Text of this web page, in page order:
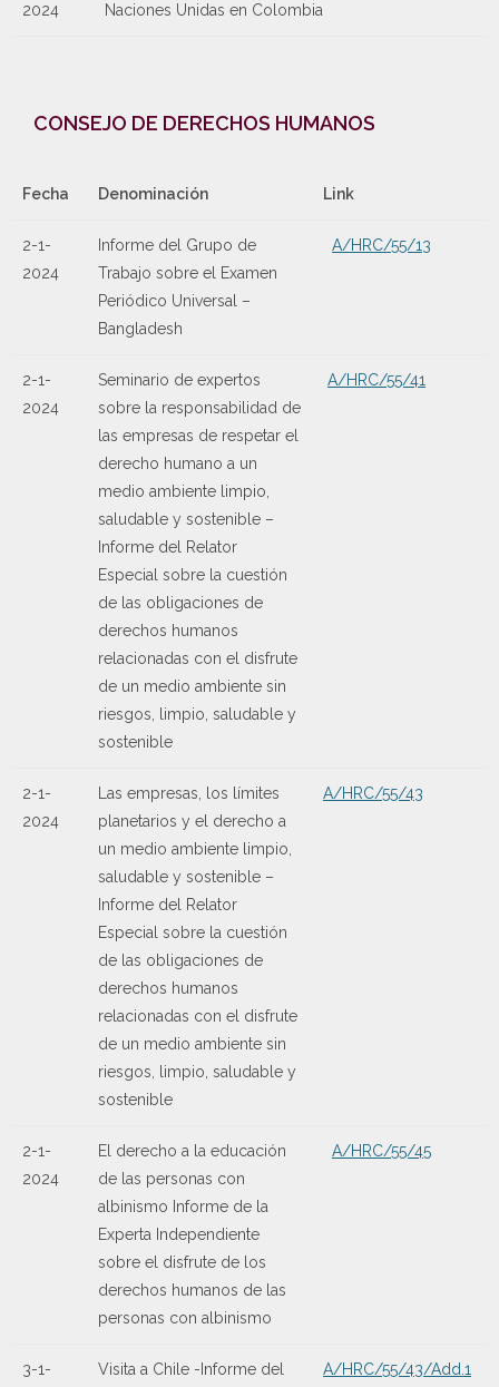
2024
Naciones Unidas en Colombia
CONSEJO DE DERECHOS HUMANOS
Fecha Denominación Link
2-1-
2024
Informe del Grupo de
Trabajo sobre el Examen
Periódico Universal –
Bangladesh
A/HRC/55/13
2-1-
2024
Seminario de expertos
sobre la responsabilidad de
las empresas de respetar el
derecho humano a un
medio ambiente limpio,
saludable y sostenible –
Informe del Relator
Especial sobre la cuestión
de las obligaciones de
derechos humanos
relacionadas con el disfrute
de un medio ambiente sin
riesgos, limpio, saludable y
sostenible
A/HRC/55/41
2-1-
2024
Las empresas, los límites
planetarios y el derecho a
un medio ambiente limpio,
saludable y sostenible –
Informe del Relator
Especial sobre la cuestión
de las obligaciones de
derechos humanos
relacionadas con el disfrute
de un medio ambiente sin
riesgos, limpio, saludable y
sostenible
A/HRC/55/43
2-1-
2024
El derecho a la educación
de las personas con
albinismo Informe de la
Experta Independiente
sobre el disfrute de los
derechos humanos de las
personas con albinismo
A/HRC/55/45
3-1- Visita a Chile -Informe del A/HRC/55/43/Add.1